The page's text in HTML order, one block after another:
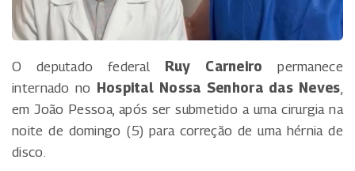
O deputado federal Ruy Carneiro permanece
internado no Hospital Nossa Senhora das Neves
em João Pessoa, após ser submetido a uma cirurgia na
noite de domingo (5) para correção de uma hérnia de
disco.